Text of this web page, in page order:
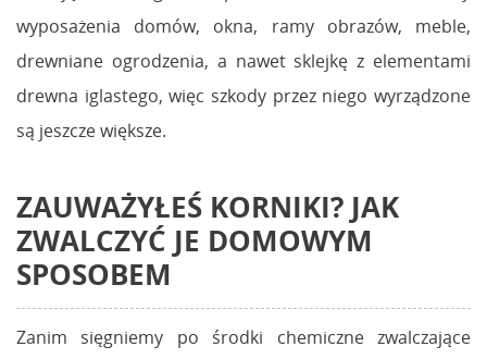
wyposażenia domów, okna, ramy obrazów, meble,
drewniane ogrodzenia, a nawet sklejkę z elementami
drewna iglastego, więc szkody przez niego wyrządzone
są jeszcze większe.
ZAUWAŻYŁEŚ KORNIKI? JAK
ZWALCZYĆ JE DOMOWYM
SPOSOBEM
Zanim sięgniemy po środki chemiczne zwalczające